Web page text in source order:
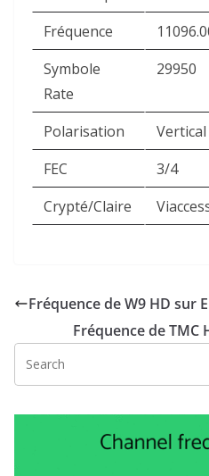
Fréquence
Symbole
Rate
29950
Polarisation
Vertical
FEC
3/4
Crypté/Claire
Fréquence de W9 HD sur
Fréquence de TMC